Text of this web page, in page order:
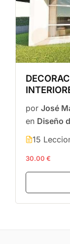
por José
en Diseño
15
30.00 €